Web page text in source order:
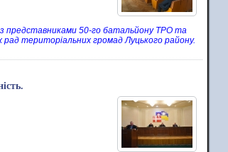
з представниками 50-го батальйону ТРО та
територіальних громад Луцького району.